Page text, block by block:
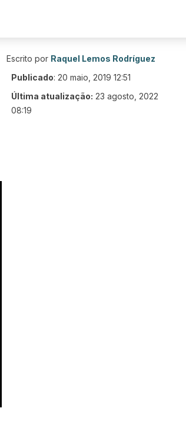
Escrito por Raquel Lemos Rodríguez
Publicado: 20 maio, 2019 12:51
Última atualização: 23 agosto, 2022
08:19